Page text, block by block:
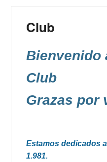
Club
Bienvenido
Club
Grazas por
Estamos dedicados
1.981.